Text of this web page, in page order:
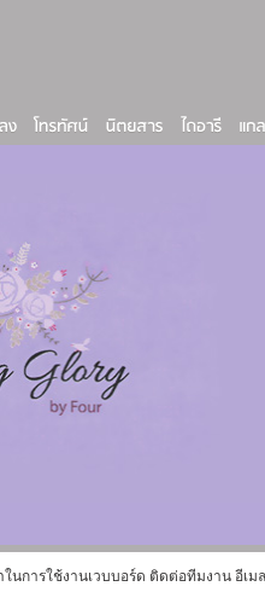
นการใช้งานเวบบอร์ด ติดต่อทีมงาน อีเม